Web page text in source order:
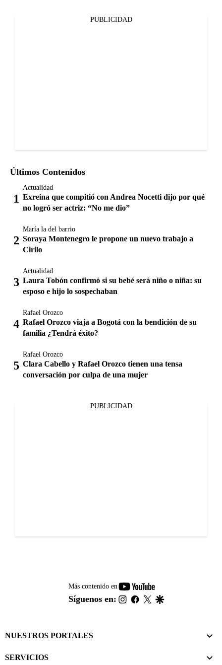
PUBLICIDAD
Últimos Contenidos
Actualidad
Exreina que compitió con Andrea Nocetti dijo por qué
no logró ser actriz: “No me dio”
María la del barrio
Soraya Montenegro le propone un nuevo trabajo a
Cirilo
Actualidad
Laura Tobón confirmó si su bebé será niño o niña: su
esposo e hijo lo sospechaban
Rafael Orozco
Rafael Orozco viaja a Bogotá con la bendición de su
familia ¿Tendrá éxito?
Rafael Orozco
Clara Cabello y Rafael Orozco tienen una tensa
conversación por culpa de una mujer
PUBLICIDAD
Más contenido en
youtube-
footer
Síguenos en: instagram
facebook
twitter
NUESTROS PORTALES
SERVICIOS